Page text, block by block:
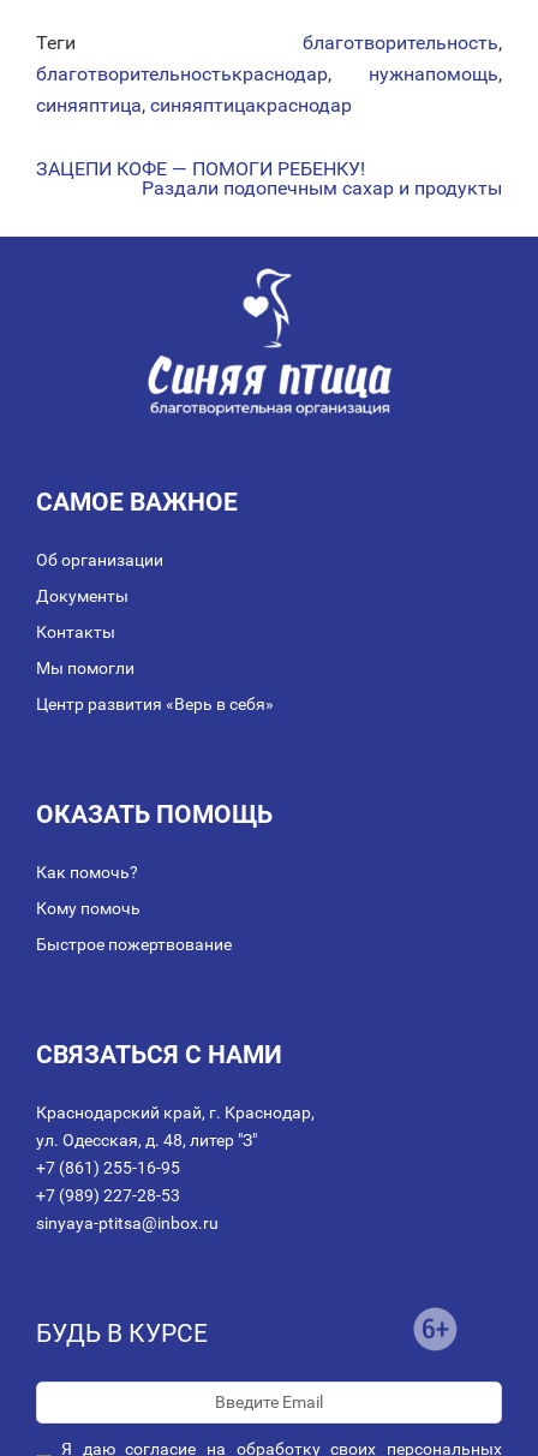
Теги благотворительность,
благотворительностькраснодар, нужнапомощь,
синяяптица, синяяптицакраснодар
НАВИГАЦИЯ
ЗАЦЕПИ КОФЕ — ПОМОГИ РЕБЕНКУ!
Раздали подопечным сахар и продукты
САМОЕ ВАЖНОЕ
Об организации
Документы
Контакты
Мы помогли
Центр развития «Верь в себя»
ОКАЗАТЬ ПОМОЩЬ
Как помочь?
Кому помочь
Быстрое пожертвование
СВЯЗАТЬСЯ С НАМИ
Краснодарский край, г. Краснодар,
ул. Одесская, д. 48, литер "З"
+7 (861) 255-16-95
+7 (989) 227-28-53
sinyaya-ptitsa@inbox.ru
БУДЬ В КУРСЕ
Я даюсогласие на обработку своих персональных